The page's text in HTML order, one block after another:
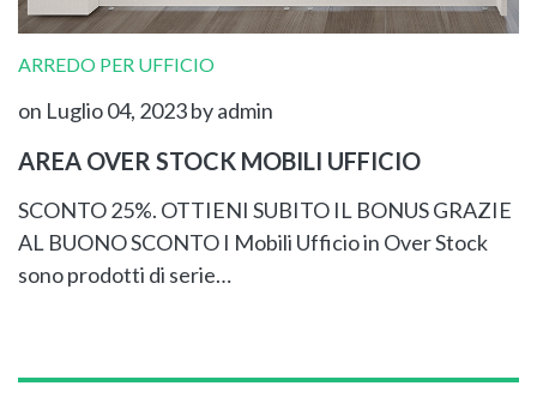
ARREDO PER UFFICIO
on Luglio 04, 2023by admin
AREA OVER STOCK MOBILI UFFICIO
SCONTO 25%. OTTIENI SUBITO IL BONUS GRAZIE
AL BUONO SCONTO I Mobili Ufficio in Over Stock
sono prodotti di serie…